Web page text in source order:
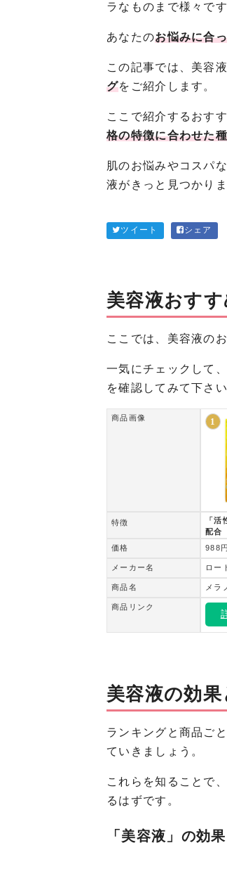
ラなものまで様々です
あなたのお悩みに合
この記事では、美容
グをご紹介します。
ここで紹介するおす
格の特徴に合わせた
肌のお悩みやコスパ
液がきっと見つかり
ツイート シェア
美容液おす
ここでは、美容液の
一気にチェックして
を確認してみて下さい
商品画像
特徴
価格
メーカー名
商品名
商品リンク
1
「
配合
988
ロー
美容液の効
ランキングと商品ご
ていきましょう。
これらを知ることで
るはずです。
「美容液」の効